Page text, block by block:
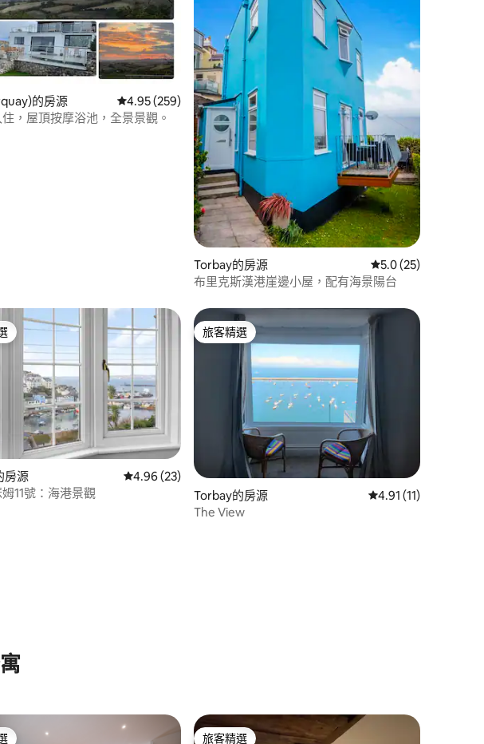
的平均評分（滿分 5 分）
的房源 從 259 則評價中獲得 4.95 的平均評分（滿分 5 分）
4.95 (259)
，屋頂按摩浴池，全景景觀。
Torbay的房源 從 25 則評價中獲得
5.0 (25)
布里克斯漢港崖邊小屋，配有海景陽台
的平均評分（滿分 5 分）
房源 從 23 則評價中獲得 4.96 的平均評分（滿分 5 分）
4.96 (23)
11號：海港景觀
旅客精選
旅客精選
Torbay的房源 從 11 則評價中獲得
4.91 (11)
The View
旅客精選